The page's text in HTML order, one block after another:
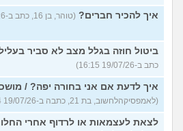
איך להכיר חברים? (טוהר, בן 16, כתב ב-19/07/26 16:26)
ביטול חוזה בגלל מצב לא סביר
כתב ב-19/07/26 16:15)
איך לדעת אם אני בחורה יפה? /
(לאמפסיקהלחשוב, בת 21, כתבה ב-19/07/26 16:04)
לצאת לעצמאות או לרדוף אחרי